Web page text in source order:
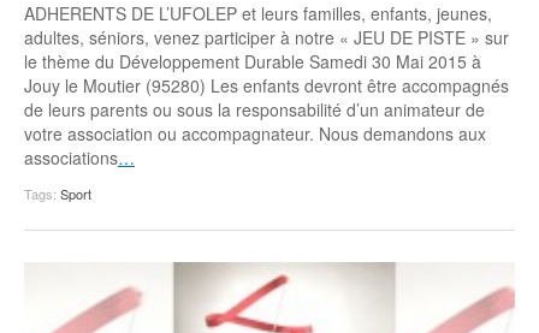
ADHERENTS DE L’UFOLEP et leurs familles, enfants, jeunes,
adultes, séniors, venez participer à notre « JEU DE PISTE » sur
le thème du Développement Durable Samedi 30 Mai 2015 à
Jouy le Moutier (95280) Les enfants devront être accompagnés
de leurs parents ou sous la responsabilité d’un animateur de
votre association ou accompagnateur. Nous demandons aux
associations…
Tags: Sport